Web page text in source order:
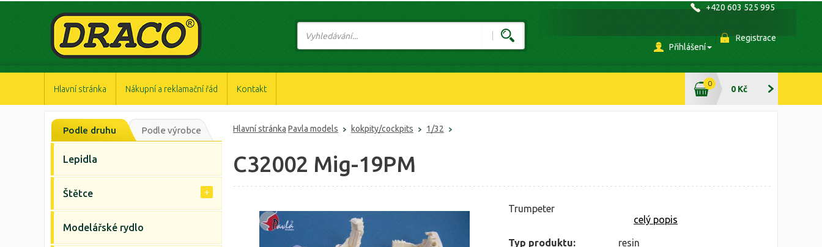
+420 603 525 995
Přihlášení
Registrace
Hlavní stránka Nákupní a reklamační řád Kontakt
0
0 Kč
Hlavní stránka Pavla models kokpity/cockpits 1/32
C32002 Mig-19PM
Trumpeter
celý popis
Typ produktu: resin
Podle druhu Podle výrobce
Lepidla
Štětce
Modelářské rydlo